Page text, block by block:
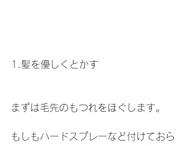
1.髪を優しくとかす
まずは毛先のもつれをほぐします。
もしもハードスプレーなど付けておら